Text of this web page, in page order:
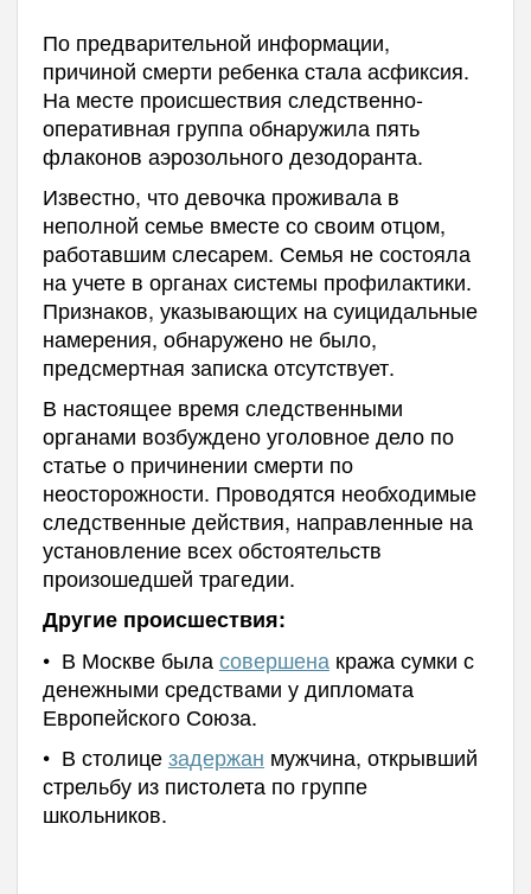
По предварительной информации,
причиной смерти ребенка стала асфиксия.
На месте происшествия следственно-
оперативная группа обнаружила пять
флаконов аэрозольного дезодоранта.
Известно, что девочка проживала в
неполной семье вместе со своим отцом,
работавшим слесарем. Семья не состояла
на учете в органах системы профилактики.
Признаков, указывающих на суицидальные
намерения, обнаружено не было,
предсмертная записка отсутствует.
В настоящее время следственными
органами возбуждено уголовное дело по
статье о причинении смерти по
неосторожности. Проводятся необходимые
следственные действия, направленные на
установление всех обстоятельств
произошедшей трагедии.
Другие происшествия:
• В Москве быласовершена кража сумки с
денежными средствами у дипломата
Европейского Союза.
• В столицезадержан мужчина, открывший
стрельбу из пистолета по группе
школьников.